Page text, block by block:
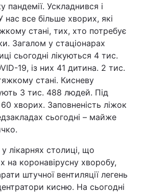
пандемії. Ускладнився і
нас все більше хворих, які
стані, тих, хто потребує
Загалом у стаціонарах
сьогодні лікуються 4 тис.
19, із них 41 дитина. 2 тис.
стані. Кисневу
3 тис. 488 людей. Під
хворих. Заповненість ліжок
сьогодні – майже
лікарнях столиці, що
на коронавірусну хворобу,
штучної вентиляції легень
кисню. На сьогодні